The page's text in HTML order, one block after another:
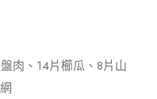
肉、14片櫛瓜、8片山